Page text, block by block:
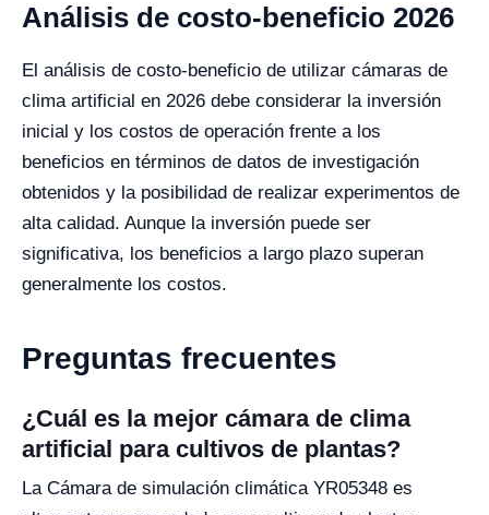
Análisis de costo-beneficio 2026
El análisis de costo-beneficio de utilizar cámaras de
clima artificial en 2026 debe considerar la inversión
inicial y los costos de operación frente a los
beneficios en términos de datos de investigación
obtenidos y la posibilidad de realizar experimentos de
alta calidad. Aunque la inversión puede ser
significativa, los beneficios a largo plazo superan
generalmente los costos.
Preguntas frecuentes
¿Cuál es la mejor cámara de clima
artificial para cultivos de plantas?
La Cámara de simulación climática YR05348 es